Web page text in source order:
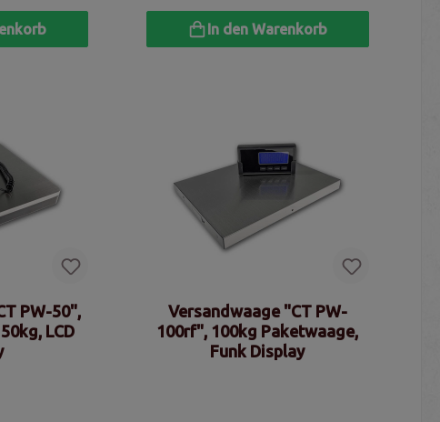
In den Warenkorb
PW-50",
LCD
Versandwaage "CT PW-
100rf", 100kg Paketwaage,
Funk Display